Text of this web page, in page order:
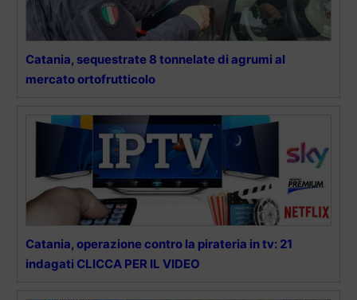
Catania, sequestrate 8 tonnelate di agrumi al
mercato ortofrutticolo
Catania, operazione contro la pirateria in tv: 21
indagati CLICCA PER IL VIDEO